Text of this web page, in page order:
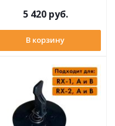
5 420руб.
В корзину